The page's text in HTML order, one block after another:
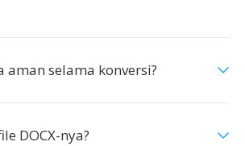
aman selama konversi?
DOCX-nya?